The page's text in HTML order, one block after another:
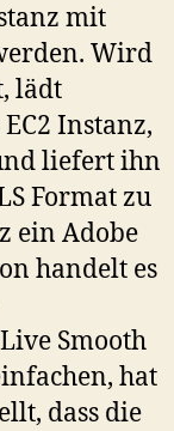
mit
Wird
lädt
Instanz,
liefert ihn
Format zu
ein Adobe
handelt es
Smooth
hat
dass die